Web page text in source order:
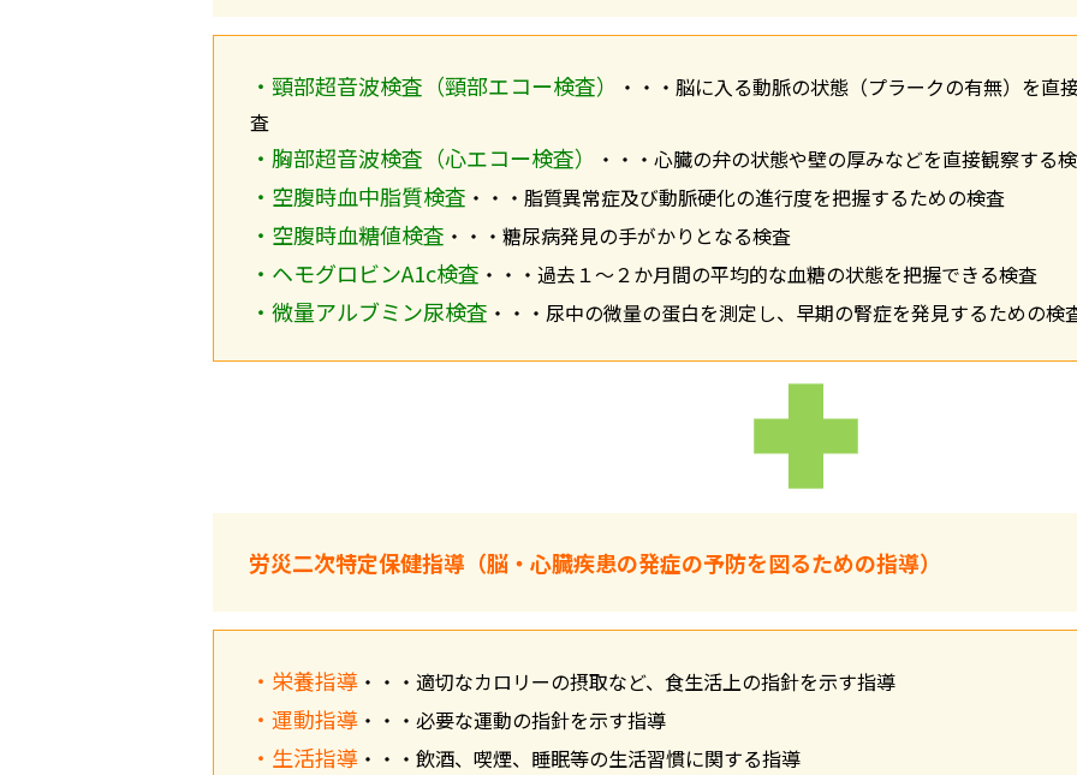
・ 頸部超音波検査（頸部エコー検査）
・・・脳に入る動脈の状態（プラークの有無）を直
査
・ 胸部超音波検査（心エコー検査） ・・・心臓の弁の状態や壁の厚みなどを直接観察する
・ 空腹時血中脂質検査 ・・・脂質異常症及び動脈硬化の進行度を把握するための検査
・ 空腹時血糖値検査 ・・・糖尿病発見の手がかりとなる検査
・ ヘモグロビンA1c検査 ・・・過去１～２か月間の平均的な血糖の状態を把握できる検査
・ 微量アルブミン尿検査 ・・・尿中の微量の蛋白を測定し、早期の腎症を発見するための検
労災二次特定保健指導（脳・心臓疾患の発症の予防を図るための指導）
・栄養指導 ・・・適切なカロリーの摂取など、食生活上の指針を示す指導
・運動指導 ・・・必要な運動の指針を示す指導
・生活指導 ・・・飲酒、喫煙、睡眠等の生活習慣に関する指導